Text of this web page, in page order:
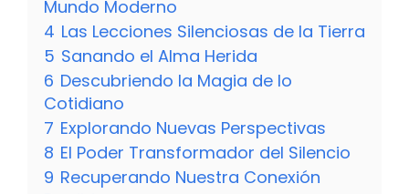
Mundo Moderno
4 Las Lecciones Silenciosas de la Tierra
5 Sanando el Alma Herida
6 Descubriendo la Magia de lo
Cotidiano
7 Explorando Nuevas Perspectivas
8 El Poder Transformador del Silencio
9 Recuperando Nuestra Conexión